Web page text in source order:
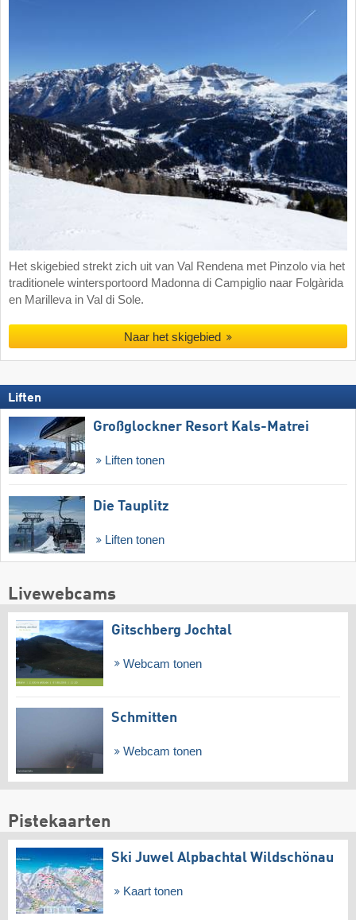
Het skigebied strekt zich uit van Val Rendena met Pinzolo via het
traditionele wintersportoord Madonna di Campiglio naar Folgàrida
en Marilleva in Val di Sole.
Naar het skigebied
Liften
Großglockner Resort Kals-Matrei
Liften tonen
Die Tauplitz
Liften tonen
Livewebcams
Gitschberg Jochtal
Webcam tonen
Schmitten
Webcam tonen
Pistekaarten
Ski Juwel Alpbachtal Wildschönau
Kaart tonen